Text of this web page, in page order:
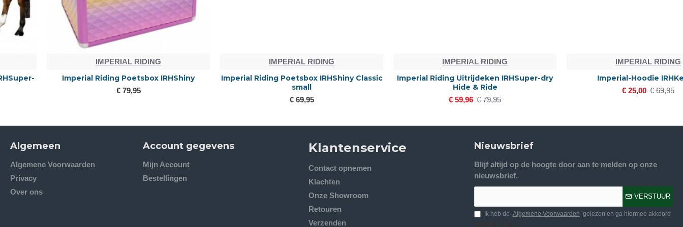
IMPERIAL RIDING
Imperial Riding Poetsbox IRHShiny Classic
IMPERIAL RIDING
Imperial Riding Uitrijdeken IRHSuper-dry
IMPERIAL RIDING
Imperial-Hoodie IRHKelsey
€ 69,95
IMPERIAL RIDING
Imperial Riding Rijlaars Olania
Algemeen
Algemene Voorwaarden
Privacy
Over ons
Account gegevens
Mijn Account
Bestellingen
Klantenservice
Contact opnemen
Klachten
Onze Showroom
Retouren
Verzenden
Nieuwsbrief
Blijf altijd op de hoogte door aan te melden op onze
nieuwsbrief.
VERSTUUR
Ik heb de Algemene Voorwaarden gelezen en ga hiermee akkoord